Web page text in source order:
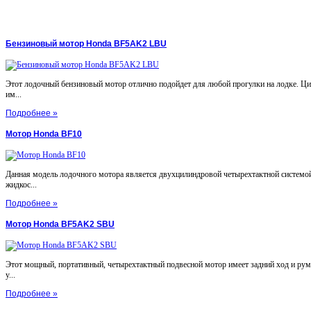
Бензиновый мотор Honda BF5AK2 LBU
Этот лодочный бензиновый мотор отлично подойдет для любой прогулки на лодке.
им...
Подробнее »
Мотор Honda BF10
Данная модель лодочного мотора является двухцилиндровой четырехтактной
жидкос...
Подробнее »
Мотор Honda BF5AK2 SBU
Этот мощный, портативный, четырехтактный подвесной мотор имеет задний ход и
у...
Подробнее »